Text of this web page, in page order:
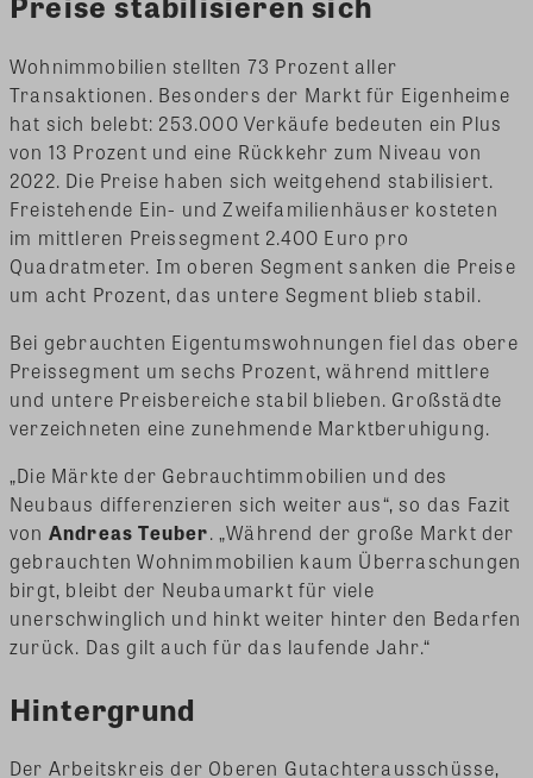
Wohnimmobilien stellten 73 Prozent aller
Transaktionen. Besonders der Markt für Eigenheime
hat sich belebt: 253.000 Verkäufe bedeuten ein Plus
von 13 Prozent und eine Rückkehr zum Niveau von
2022. Die Preise haben sich weitgehend stabilisiert.
Freistehende Ein- und Zweifamilienhäuser kosteten
im mittleren Preissegment 2.400 Euro pro
Quadratmeter. Im oberen Segment sanken die Preise
um acht Prozent, das untere Segment blieb stabil.
Bei gebrauchten Eigentumswohnungen fiel das obere
Preissegment um sechs Prozent, während mittlere
und untere Preisbereiche stabil blieben. Großstädte
verzeichneten eine zunehmende Marktberuhigung.
„Die Märkte der Gebrauchtimmobilien und des
Neubaus differenzieren sich weiter aus“, so das Fazit
von Andreas Teuber. „Während der große Markt der
gebrauchten Wohnimmobilien kaum Überraschungen
birgt, bleibt der Neubaumarkt für viele
unerschwinglich und hinkt weiter hinter den Bedarfen
zurück. Das gilt auch für das laufende Jahr.“
Hintergrund
Der Arbeitskreis der Oberen Gutachterausschüsse,